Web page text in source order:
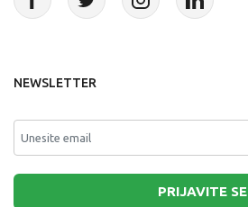
NEWSLETTER
PRIJAVITE SE